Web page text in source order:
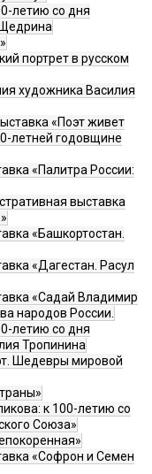
летию со дня
портрет в русском
художника Василия
«Поэт живет
летней годовщине
«Палитра России:
выставка
«Башкортостан.
«Дагестан. Расул
«Садай Владимир
народов России.
летию со дня
Тропинина
Шедевры мировой
к 100-летию со
Союза»
«Софрон и Семен